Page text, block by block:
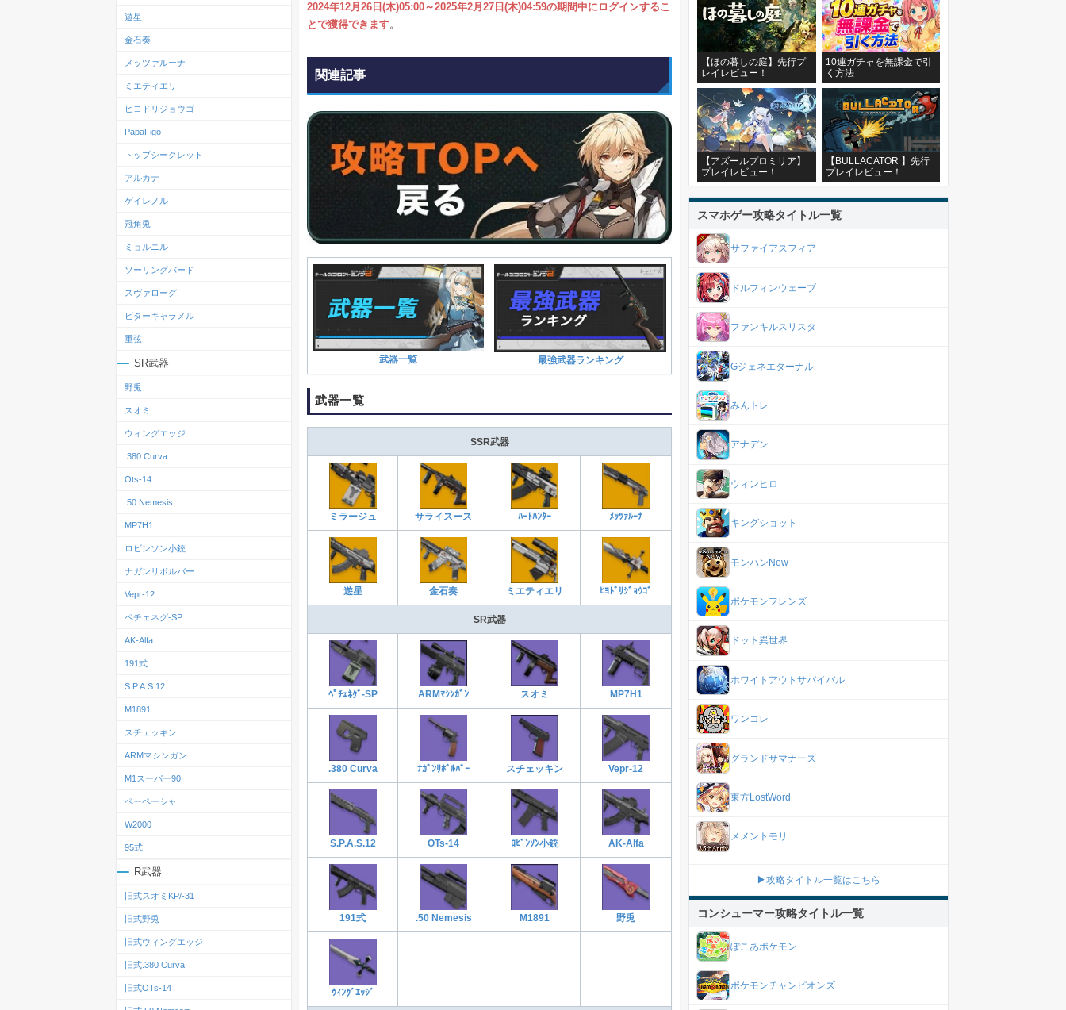
2024年12月26日(木)05:00～2025年2月27日(木)04:59の期間中にログインするこ
とで獲得できます。
関連記事
武器一覧 最強武器ランキング
武器一覧
SSR武器
ミラージュ サライスース ﾊｰﾄﾊﾝﾀｰ ﾒｯﾂｧﾙｰﾅ
遊星 金石奏 ミエティエリ ﾋﾖﾄﾞﾘｼﾞｮｳｺﾞ
SR武器
ﾍﾟﾁｪﾈｸﾞ-SP ARMﾏｼﾝｶﾞﾝ スオミ MP7H1
.380 Curva ﾅｶﾞﾝﾘﾎﾞﾙﾊﾞｰ スチェッキン Vepr-12
S.P.A.S.12 OTs‐14 ﾛﾋﾞﾝｿﾝ小銃 AK-Alfa
191式 .50 Nemesis M1891 野兎
ｳｨﾝｸﾞｴｯｼﾞ
- - -
遊星
金石奏
メッツァルーナ
ミエティエリ
ヒヨドリジョウゴ
PapaFigo
トップシークレット
アルカナ
ゲイレノル
冠角兎
ミョルニル
ソーリングバード
スヴァローグ
ビターキャラメル
重弦
SR武器
野兎
スオミ
ウィングエッジ
.380 Curva
Ots‐14
.50 Nemesis
MP7H1
ロビンソン小銃
ナガンリボルバー
Vepr-12
ペチェネグ-SP
AK-Alfa
191式
S.P.A.S.12
M1891
スチェッキン
ARMマシンガン
M1スーパー90
ペーペーシャ
W2000
95式
R武器
旧式スオミKP/-31
旧式野兎
旧式ウィングエッジ
旧式.380 Curva
旧式OTs‐14
【ほの暮しの庭】先行プ
レイレビュー！
10連ガチャを無課金で引
く方法
【アズールプロミリア】
プレイレビュー！
【BULLACATOR 】先行
プレイレビュー！
スマホゲー攻略タイトル一覧
サファイアスフィア
ドルフィンウェーブ
ファンキルスリスタ
Gジェネエターナル
みんトレ
アナデン
ウィンヒロ
キングショット
モンハンNow
ポケモンフレンズ
ドット異世界
ホワイトアウトサバイバル
ワンコレ
グランドサマナーズ
東方LostWord
メメントモリ
▶攻略タイトル一覧はこちら
コンシューマー攻略タイトル一覧
ぽこあポケモン
ポケモンチャンピオンズ